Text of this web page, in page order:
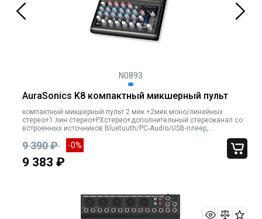
N0893
AuraSonics K8 компактный микшерный пульт
компактный микшерный пульт 2 мик.+2мик.моно/линейных
стерео+1 лин.стерео+FXстерео+дополнительный стереоканал со
встроенных источников Bluetuuth/PC-Audio/USB-плеер,
параметрический эквалайзер FlexiEQ
9 390 ₽ -0%
9 383 ₽